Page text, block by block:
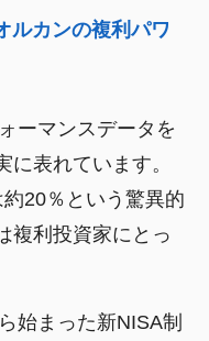
ルカンの複利パワ
ーマンスデータを
に表れています。
20％という驚異的
複利投資家にとっ
始まった新NISA制